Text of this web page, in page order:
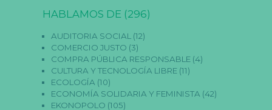
HABLAMOS DE (296)
AUDITORIA SOCIAL (12)
COMERCIO JUSTO (3)
COMPRA PÚBLICA RESPONSABLE(4)
CULTURA Y TECNOLOGÍA LIBRE(11)
ECOLOGÍA (10)
ECONOMÍA SOLIDARIA Y FEMINISTA (42)
EKONOPOLO (105)